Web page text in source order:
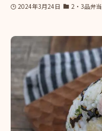
2024年3月24日 2・3品弁当